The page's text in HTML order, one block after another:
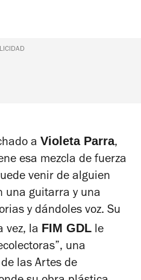
a Violeta Parra,
esa mezcla de fuerza
venir de alguien
una guitarra y una
y dándoles voz. Su
vez, la FIM GDL le
una
las Artes de